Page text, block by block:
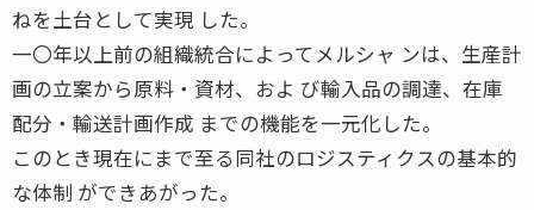
ねを土台として実現 した。
一〇年以上前の組織統合によってメルシャ ンは、生産計
画の立案から原料・資材、およ び輸入品の調達、在庫
配分・輸送計画作成 までの機能を一元化した。
このとき現在にまで至る同社のロジスティクスの基本的
な体制 ができあがった。